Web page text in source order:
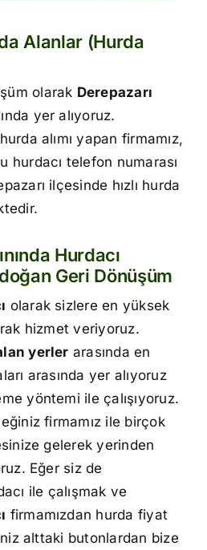
Hakkımızda
İletişim
Alanlar (Hurda
olarak Derepazarı
yer alıyoruz.
alımı yapan firmamız,
hurdacı telefon numarası
ilçesinde hızlı hurda
Hurdacı
Geri Dönüşüm
olarak sizlere en yüksek
hizmet veriyoruz.
yerler arasında en
arasında yer alıyoruz
yöntemi ile çalışıyoruz.
firmamız ile birçok
gelerek yerinden
Eğer siz de
ile çalışmak ve
firmamızdan hurda fiyat
alttaki butonlardan bize